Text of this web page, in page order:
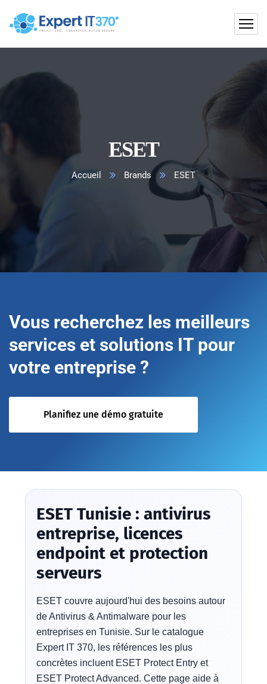
ESET
Accueil Brands ESET
Vous recherchez les meilleurs
services et solutions IT pour
votre entreprise ?
Planifiez une démo gratuite
ESET Tunisie : antivirus
entreprise, licences
endpoint et protection
serveurs
ESET couvre aujourd'hui des besoins autour
de Antivirus & Antimalware pour les
entreprises en Tunisie. Sur le catalogue
Expert IT 370, les références les plus
concrètes incluent ESET Protect Entry et
ESET Protect Advanced. Cette page aide à